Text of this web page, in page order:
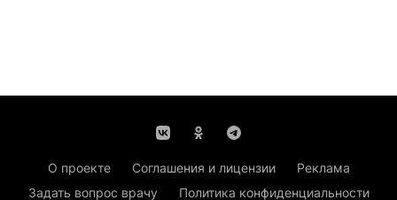
О проекте Соглашения и лицензии
Реклама
Задать вопрос врачу
Политика конфиденциальности